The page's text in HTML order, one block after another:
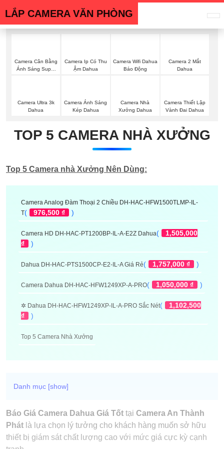
LẮP CAMERA VĂN PHÒNG
Camera Cân Bằng
Ánh Sáng Super
Camera Ip Có Thu
Ậm Dahua
Camera Wifi Dahua
Báo Động
Camera 2 Mắt
Dahua
Camera Ultra 3k
Dahua
Camera Ánh Sáng
Kép Dahua
Camera Nhà
Xưởng Dahua
Camera Thiết Lập
Vành Đai Dahua
TOP 5 CAMERA NHÀ XƯỞNG
Top 5 Camera nhà Xưởng Nên Dùng:
Camera Analog Đàm Thoại 2 Chiều DH-HAC-HFW1500TLMP-IL-
T( 976,500 ₫ )
Camera HD DH-HAC-PT1200BP-IL-A-E2Z Dahua(
1,505,000
₫
)
Dahua DH-HAC-PTS1500CP-E2-IL-A Giá Rẻ( 1,757,000 ₫ )
Camera Dahua DH-HAC-HFW1249XP-A-PRO( 1,050,000 ₫ )
✲ Dahua DH-HAC-HFW1249XP-IL-A-PRO Sắc Nét(
1,102,500
₫
)
Top 5 Camera Nhà Xưởng
Báo Giá Camera Dahua Giá Tốt tại Camera An Thành
Phát là lựa chọn lý tưởng cho khách hàng muốn sở hữu
thiết bị giám sát chất lượng cao với mức giá cực kỳ cạnh